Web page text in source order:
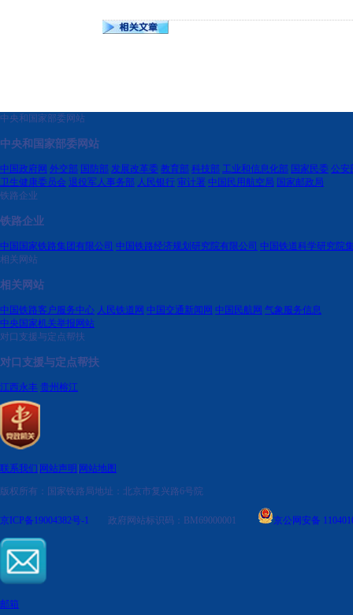
中央和国家部委网站
中央和国家部委网站
中国政府网 外交部 国防部 发展改革委 教育部 科技部 工业和信息化部 国家民委 公安
卫生健康委员会 退役军人事务部 人民银行 审计署 中国民用航空局 国家邮政局
铁路企业
铁路企业
中国国家铁路集团有限公司 中国铁路经济规划研究院有限公司 中国铁道科学研究院
相关网站
相关网站
中国铁路客户服务中心 人民铁道网 中国交通新闻网 中国民航网 气象服务信息
中央国家机关举报网站
对口支援与定点帮扶
对口支援与定点帮扶
江西永丰 贵州榕江
联系我们 网站声明 网站地图
版权所有：国家铁路局地址：北京市复兴路6号院
京ICP备19004382号-1 政府网站标识码：BM69000001 京公网安备
邮箱